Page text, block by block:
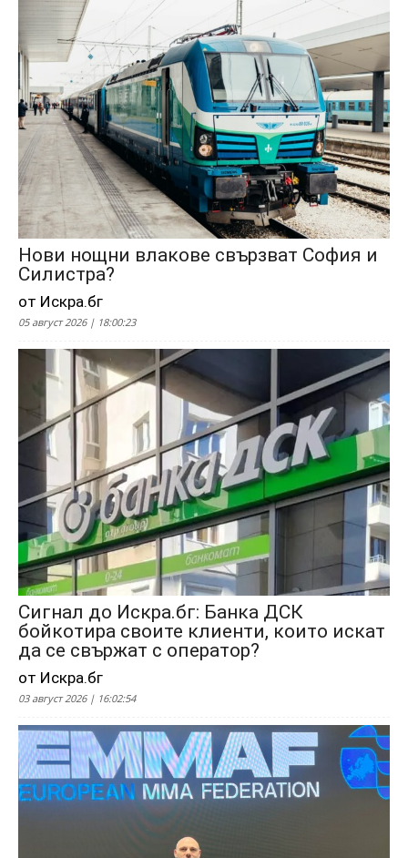
Нови нощни влакове свързват София и
Силистра?
от Искра.бг
05 август 2026 | 18:00:23
Сигнал до Искра.бг: Банка ДСК
бойкотира своите клиенти, които искат
да се свържат с оператор?
от Искра.бг
03 август 2026 | 16:02:54